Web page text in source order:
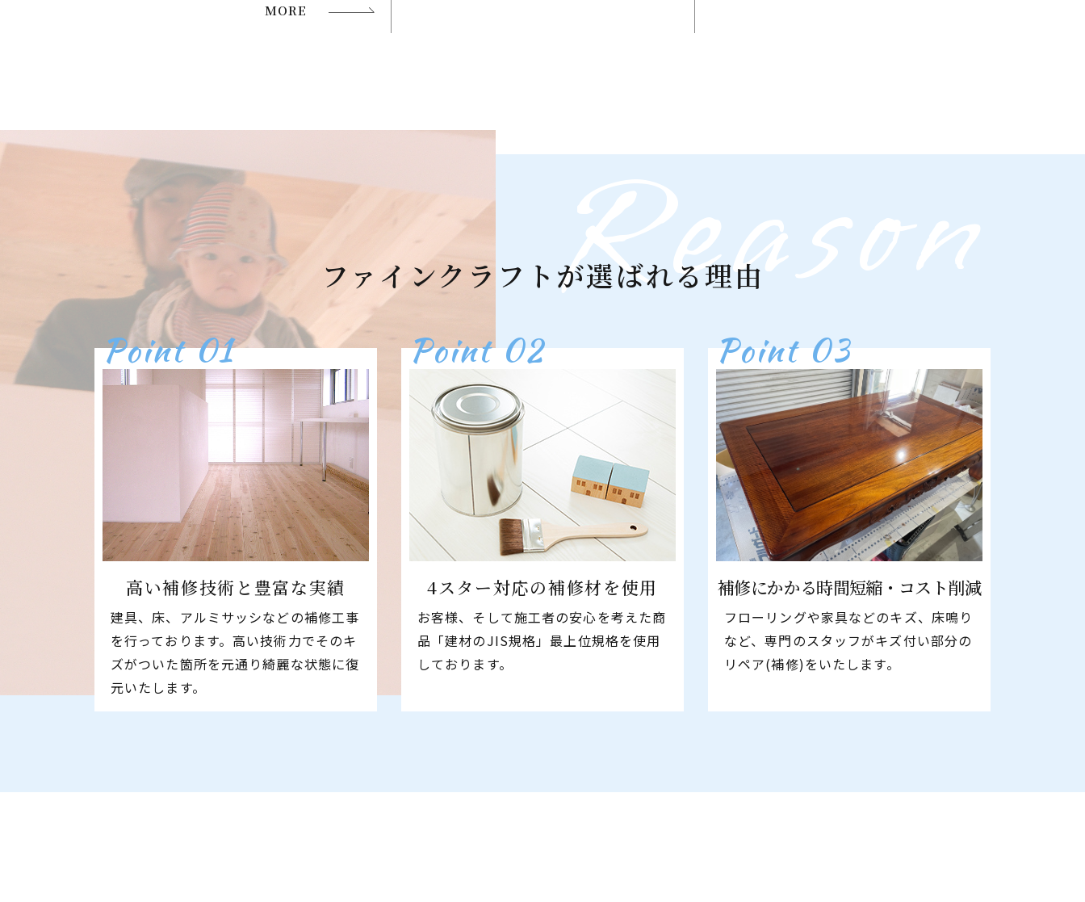
MORE
Reason
ファインクラフトが選ばれる理由
Point 01
高い補修技術と ​​​​​​​豊富な実績
建具、床、アルミサッシなどの補修工事
を行っております。高い技術力でそのキ
ズがついた箇所を元通り綺麗な状態に復
元いたします。
Point 02
4スター対応の​​​​​​​補修材を使用
お客様、そして施工者の安心を考えた商
品「建材のJIS規格」最上位規格を使用
しております。
Point 03
補修にかかる時間​​​​​​​短縮・コスト削減
フローリングや家具などのキズ、床鳴り
など、専門のスタッフがキズ付い部分の
リペア(補修)をいたします。